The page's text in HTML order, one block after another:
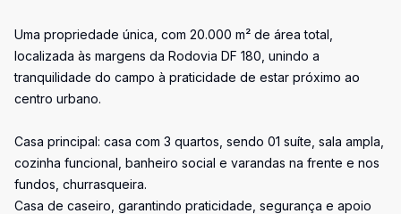
Uma propriedade única, com 20.000 m² de área total,
localizada às margens da Rodovia DF 180, unindo a
tranquilidade do campo à praticidade de estar próximo ao
centro urbano.
Casa principal: casa com 3 quartos, sendo 01 suíte, sala ampla,
cozinha funcional, banheiro social e varandas na frente e nos
fundos, churrasqueira.
Casa de caseiro, garantindo praticidade, segurança e apoio